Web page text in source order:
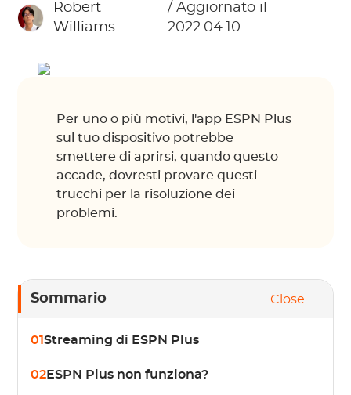
Robert
Williams
/ Aggiornato il
2022.04.10
Per uno o più motivi, l'app ESPN Plus
sul tuo dispositivo potrebbe
smettere di aprirsi, quando questo
accade, dovresti provare questi
trucchi per la risoluzione dei
problemi.
Sommario Close
01Streaming di ESPN Plus
02ESPN Plus non funziona?